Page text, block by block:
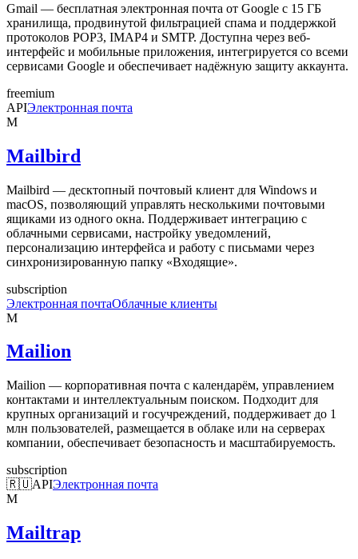
Gmail — бесплатная электронная почта от Google с 15 ГБ
хранилища, продвинутой фильтрацией спама и поддержкой
протоколов POP3, IMAP4 и SMTP. Доступна через веб-
интерфейс и мобильные приложения, интегрируется со всеми
сервисами Google и обеспечивает надёжную защиту аккаунта.
freemium
APIЭлектронная почта
M
Mailbird
Mailbird — десктопный почтовый клиент для Windows и
macOS, позволяющий управлять несколькими почтовыми
ящиками из одного окна. Поддерживает интеграцию с
облачными сервисами, настройку уведомлений,
персонализацию интерфейса и работу с письмами через
синхронизированную папку «Входящие».
subscription
Электронная почтаОблачные клиенты
M
Mailion
Mailion — корпоративная почта с календарём, управлением
контактами и интеллектуальным поиском. Подходит для
крупных организаций и госучреждений, поддерживает до 1
млн пользователей, размещается в облаке или на серверах
компании, обеспечивает безопасность и масштабируемость.
subscription
🇷🇺APIЭлектронная почта
M
Mailtrap